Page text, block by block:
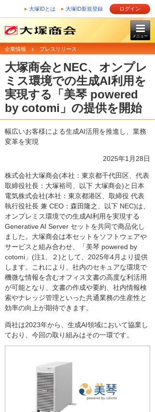
大塚IDとは 大塚ID新規登録 ログイン
メニュー
企業情報 プレスリリース
大塚商会とNEC、オンプレ
ミス環境での生成AI利用を
実現する「美琴 powered
by cotomi」の提供を開始
幅広いお客様による生成AI活用を推進し、業務
変革を実現
2025年1月28日
株式会社大塚商会(本社：東京都千代田区、代表
取締役社長：大塚裕司、以下 大塚商会)と日本
電気株式会社(本社：東京都港区、取締役 代表
執行役社長 兼 CEO：森田隆之、以下 NEC)は、
オンプレミス環境での生成AI利用を実現する
Generative AI Server セットを共同で商品化し
ました。大塚商会は本セットをソフトウェアや
サービスと組み合わせ、「美琴 powered by
cotomi」(注1、２)として、2025年4月より提供
します。これにより、社内のセキュアな環境で
機微な情報を含むオフィス文書の高度な利活用
が可能となり、文書の作成や要約、社内情報検
索やナレッジ管理といった共通業務の生産性と
効率の向上が期待できます。
両社は2023年から、生成AI領域において協業し
ており、今回の取り組みはその一環です。